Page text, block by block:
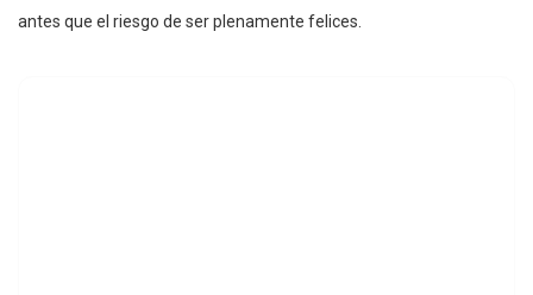
antes que el riesgo de ser plenamente felices.